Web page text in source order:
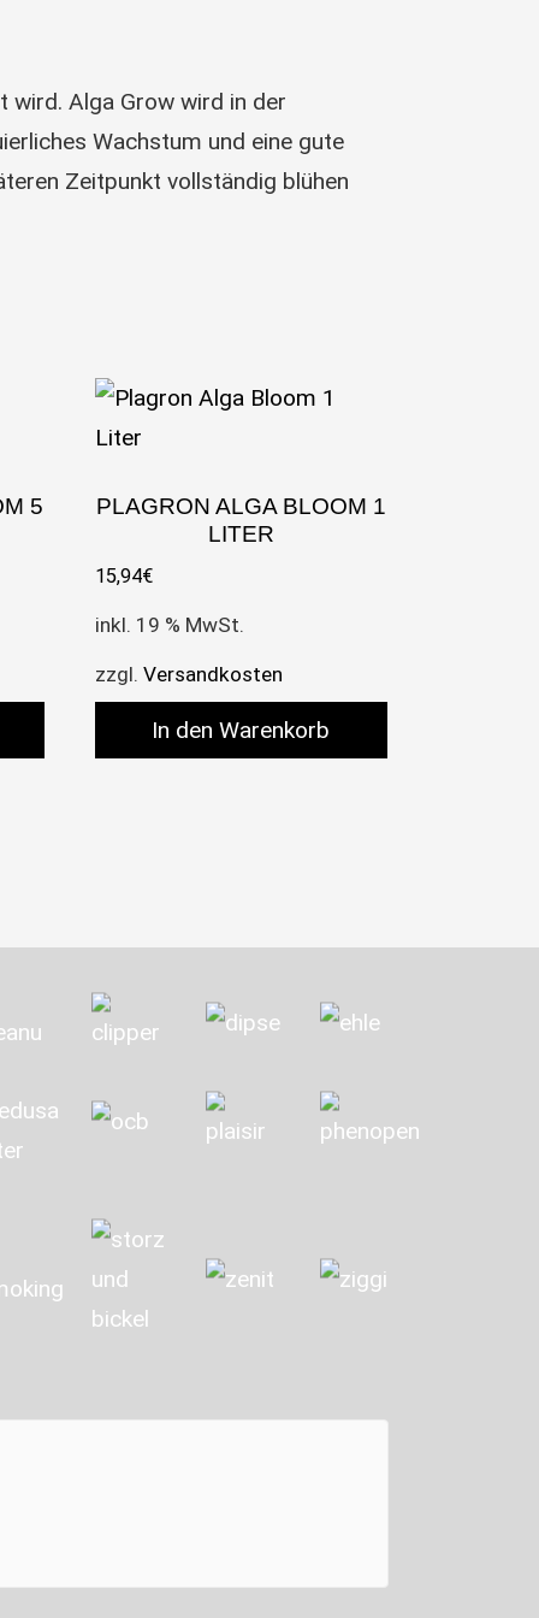
wird. Alga Grow wird in der
Wachstum und eine gute
Zeitpunkt vollständig blühen
5
PLAGRON ALGA BLOOM 1
LITER
15,94€
inkl. 19 % MwSt.
zzgl.Versandkosten
In den Warenkorb